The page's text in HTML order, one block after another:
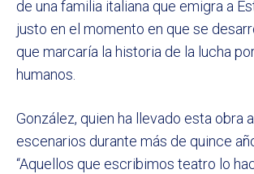
de una familia italiana que emigra a
justo en el momento en que se
que marcaría la historia de la lucha
humanos.
González, quien ha llevado esta obra
escenarios durante más de quince
“Aquellos que escribimos teatro lo